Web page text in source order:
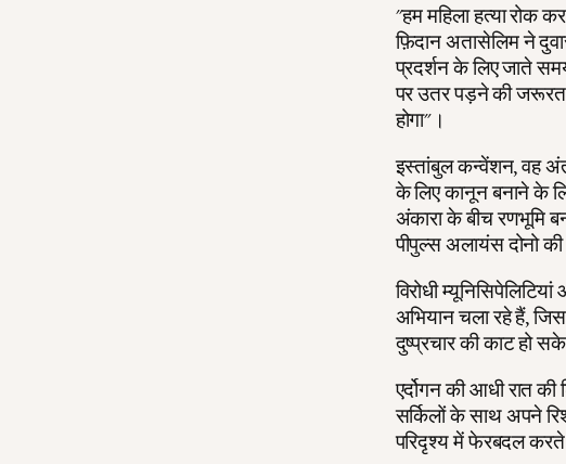
"हम महिला हत्या रोक
फ़िदान अतासेलिम ने
प्रदर्शन के लिए जाते
पर उतर पड़ने की जरूरत
होगा"।
इस्तांबुल कन्वेंशन, वह
के लिए कानून बनाने के
अंकारा के बीच रणभूमि
पीपुल्स अलायंस दोनो की
विरोधी
अभियान चला रहे हैं,
दुष्प्रचार की काट हो
एर्दोगन की आधी रात
सर्किलों के साथ अपने
परिदृश्य में फेरबदल